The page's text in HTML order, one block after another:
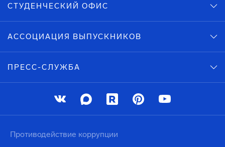
СТУДЕНЧЕСКИЙ ОФИС
АССОЦИАЦИЯ ВЫПУСКНИКОВ
ПРЕСС-СЛУЖБА
Противодействие коррупции